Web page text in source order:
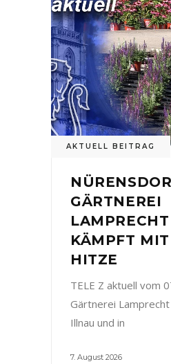
AKTUELL BEITRAG
GÄRTNEREI
LAMPRECHT
KÄMPFT
HITZE
TELE Z aktuell vom
Gärtnerei
Illnau und in
7. August 2026